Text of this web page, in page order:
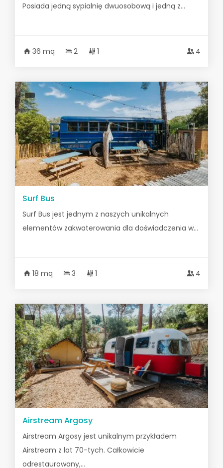
Posiada jedną sypialnię dwuosobową i jedną z...
36 mq 2 1 4
Surf Bus
Surf Bus jest jednym z naszych unikalnych
elementów zakwaterowania dla doświadczenia w...
18 mq 3 1 4
Airstream Argosy
Airstream Argosy jest unikalnym przykładem
Airstream z lat 70-tych. Całkowicie
odrestaurowany,...